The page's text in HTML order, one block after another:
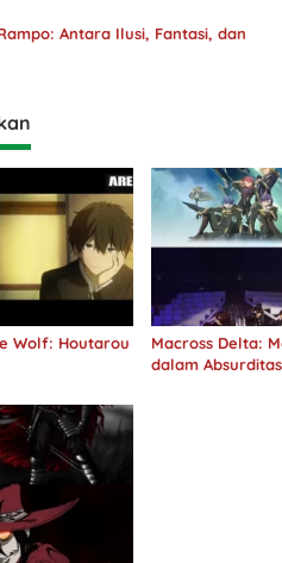
Antara Ilusi, Fantasi, dan
Wolf: Houtarou
Macross Delta:
dalam